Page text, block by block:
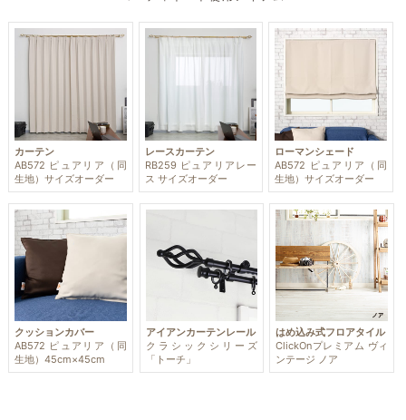
カーテン
AB572 ピュアリア（同
生地）サイズオーダー
レースカーテン
RB259 ピュアリアレー
ス サイズオーダー
ローマンシェード
AB572 ピュアリア（同
生地）サイズオーダー
クッションカバー
AB572 ピュアリア（同
生地）45cm×45cm
アイアンカーテンレール
クラシックシリーズ
「トーチ」
はめ込み式フロアタイル
ClickOnプレミアム ヴィ
ンテージ ノア